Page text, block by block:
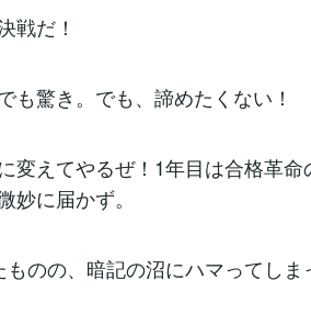
戦だ！
も驚き。でも、諦めたくない！
変えてやるぜ！1年目は合格革命
妙に届かず。
のの、暗記の沼にハマってしま